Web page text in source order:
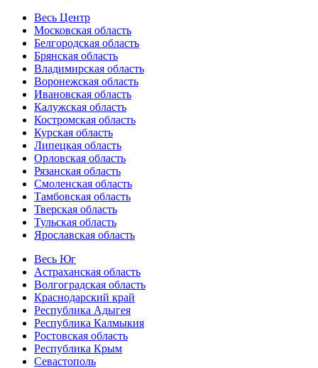
Весь Центр
Московская область
Белгородская область
Брянская область
Владимирская область
Воронежская область
Ивановская область
Калужская область
Костромская область
Курская область
Липецкая область
Орловская область
Рязанская область
Смоленская область
Тамбовская область
Тверская область
Тульская область
Ярославская область
Весь Юг
Астраханская область
Волгоградская область
Краснодарский край
Республика Адыгея
Республика Калмыкия
Ростовская область
Республика Крым
Севастополь